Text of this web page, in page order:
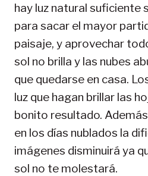
hay luz natural suficiente
para sacar el mayor
paisaje, y aprovechar
sol no brilla y las nubes
que quedarse en casa.
luz que hagan brillar las
bonito resultado.
en los días nublados la
imágenes disminuirá ya
sol no te molestará.